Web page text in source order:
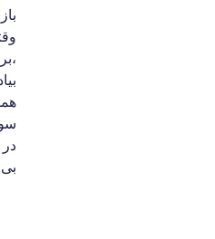
برای لحظه ای حتی،
بی